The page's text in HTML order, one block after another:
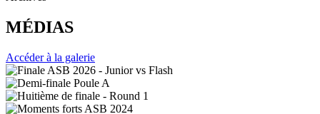
MÉDIAS
Accéder à la galerie